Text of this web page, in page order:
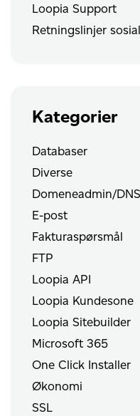
Loopia Support
Retningslinjer
Kategorier
Databaser
Diverse
Domeneadmin/DNS
E-post
Fakturaspørsmål
FTP
Loopia API
Loopia Kundesone
Loopia Sitebuilder
Microsoft 365
One Click Installer
Økonomi
SSL